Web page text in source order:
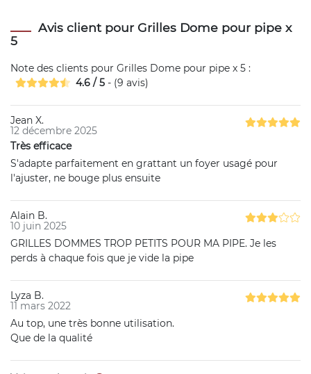
Avis client pour Grilles Dome pour pipe x
5
Note des clients pour Grilles Dome pour pipe x 5 :
4.6 /5 - (9 avis)
Jean X.
12 décembre 2025
Très efficace
S'adapte parfaitement en grattant un foyer usagé pour
l'ajuster, ne bouge plus ensuite
Alain B.
10 juin 2025
GRILLES DOMMES TROP PETITS POUR MA PIPE. Je les
perds à chaque fois que je vide la pipe
Lyza B.
11 mars 2022
Au top, une très bonne utilisation.
Que de la qualité